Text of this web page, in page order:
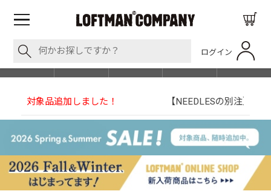
ログイン
SHOP LIST
【NEEDLESの別注】50周年 H.D. Track Pant